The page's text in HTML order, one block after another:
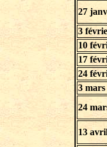
27
3
10
17
24
3 mars
24
13